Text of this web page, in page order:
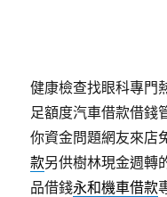
健康檢查找眼科專門
足額度汽車借款借錢
你資金問題網友來店
款另供樹林現金週轉
品借錢永和機車借款